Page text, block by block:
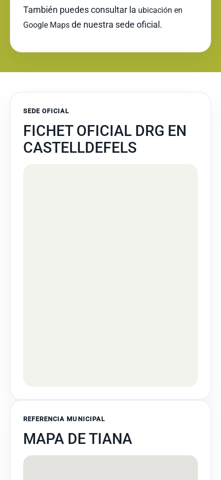
También puedes consultar la ubicación en
Google Maps de nuestra sede oficial.
SEDE OFICIAL
FICHET OFICIAL DRG EN
CASTELLDEFELS
REFERENCIA MUNICIPAL
MAPA DE TIANA